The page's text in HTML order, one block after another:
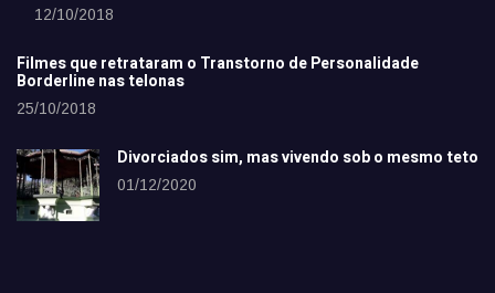
12/10/2018
Filmes que retrataram o Transtorno de Personalidade
Borderline nas telonas
25/10/2018
Divorciados sim, mas vivendo sob o mesmo teto
01/12/2020